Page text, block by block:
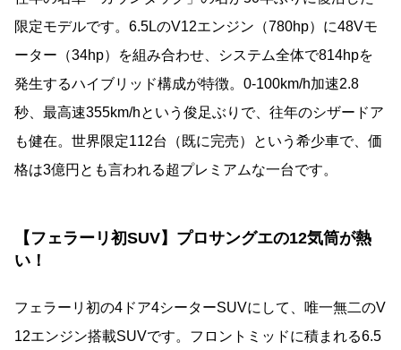
限定モデルです。6.5LのV12エンジン（780hp）に48Vモ
ーター（34hp）を組み合わせ、システム全体で814hpを
発生するハイブリッド構成が特徴。0-100km/h加速2.8
秒、最高速355km/hという俊足ぶりで、往年のシザードア
も健在。世界限定112台（既に完売）という希少車で、価
格は3億円とも言われる超プレミアムな一台です。
【フェラーリ初SUV】プロサングエの12気筒が熱
い！
フェラーリ初の4ドア4シーターSUVにして、唯一無二のV
12エンジン搭載SUVです。フロントミッドに積まれる6.5